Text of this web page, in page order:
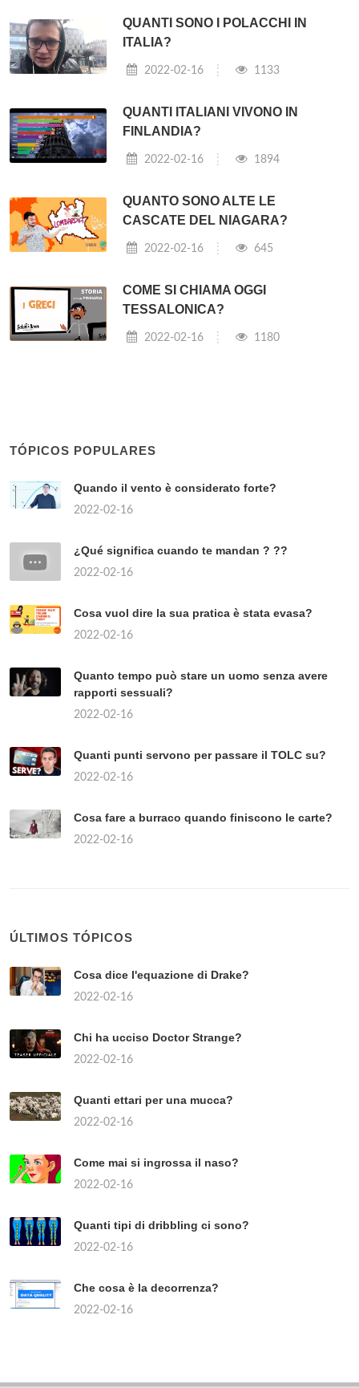
QUANTI SONO I POLACCHI IN
ITALIA?
2022-02-16 1133
QUANTI ITALIANI VIVONO IN
FINLANDIA?
2022-02-16 1894
QUANTO SONO ALTE LE
CASCATE DEL NIAGARA?
2022-02-16 645
COME SI CHIAMA OGGI
TESSALONICA?
2022-02-16 1180
TÓPICOS POPULARES
Quando il vento è considerato forte?
2022-02-16
¿Qué significa cuando te mandan ? ??
2022-02-16
Cosa vuol dire la sua pratica è stata evasa?
2022-02-16
Quanto tempo può stare un uomo senza avere
rapporti sessuali?
2022-02-16
Quanti punti servono per passare il TOLC su?
2022-02-16
Cosa fare a burraco quando finiscono le carte?
2022-02-16
ÚLTIMOS TÓPICOS
Cosa dice l'equazione di Drake?
2022-02-16
Chi ha ucciso Doctor Strange?
2022-02-16
Quanti ettari per una mucca?
2022-02-16
Come mai si ingrossa il naso?
2022-02-16
Quanti tipi di dribbling ci sono?
2022-02-16
Che cosa è la decorrenza?
2022-02-16